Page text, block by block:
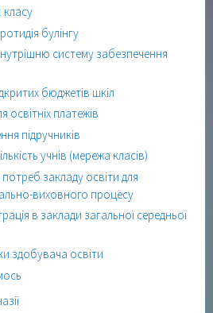
булінгу
систему забезпечення
бюджетів шкіл
освітніх платежів
підручників
учнів (мережа класів)
закладу освіти для
виховного процесу
в заклади загальної середньої
здобувача освіти